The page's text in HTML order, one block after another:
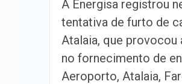
A Energisa registrou
tentativa de furto de
Atalaia, que
no fornecimento de
Aeroporto, Atalaia,